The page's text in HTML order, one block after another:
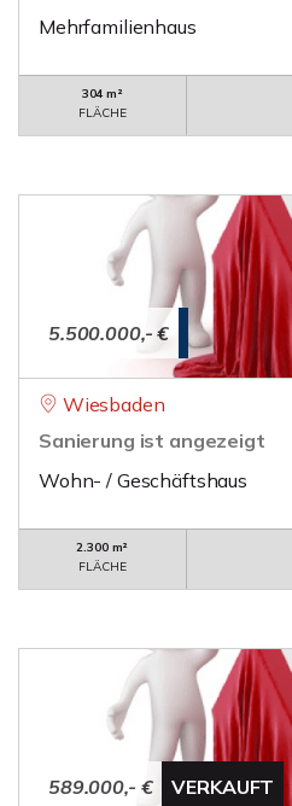
Mehrfamilienhaus
304 m²
FLÄCHE
5.500.000,- €
Wiesbaden
Sanierung ist angezeigt
Wohn- / Geschäftshaus
2.300 m²
FLÄCHE
589.000,- € VERKAUFT